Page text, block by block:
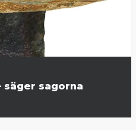
säger sagorna